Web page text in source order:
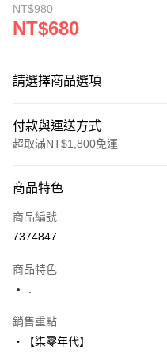
NT$980
NT$680
請選擇商品選項
付款與運送方式
超取滿NT$1,800免運
信用卡一次付款
超商取貨付款
街口支付
悠遊付
商品特色
商品編號
7374847
商品特色
銷售重點
‧【柒零年代】